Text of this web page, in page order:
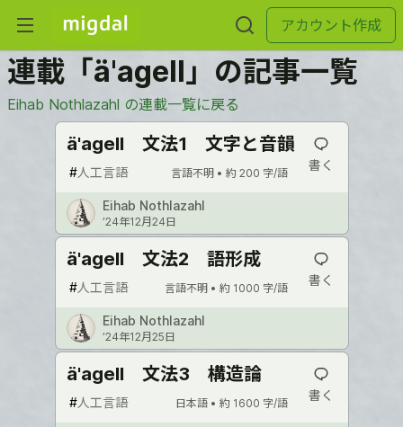
アカウント作成
連載「ä'agell」の記事一覧
Eihab Nothlazahl の連載一覧に戻る
ä'agell 文法1 文字と音韻
#人工言語 言語不明 • 約 200 字/語
書く
Eihab Nothlazahl
’24年12月24日
ä'agell 文法2 語形成
#人工言語 言語不明 • 約 1000 字/語
書く
Eihab Nothlazahl
’24年12月25日
ä'agell 文法3 構造論
#人工言語 日本語 • 約 1600 字/語
書く